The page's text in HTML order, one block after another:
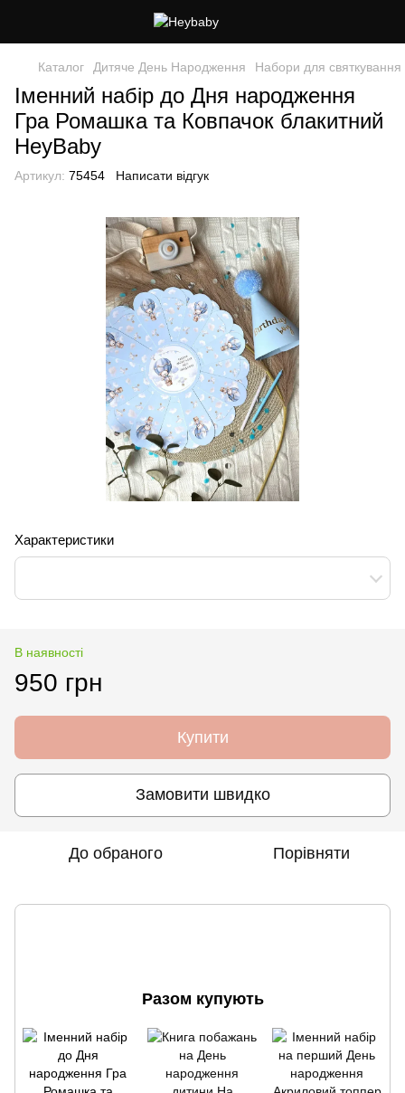
Каталог Дитяче День Народження Набори для
Іменний набір до Дня народження
Гра Ромашка та Ковпачок блакитний
HeyBaby
Артикул: 75454 Написати відгук
Характеристики
В наявності
950 грн
Купити
Замовити швидко
До обраного Порівняти
Разом купують